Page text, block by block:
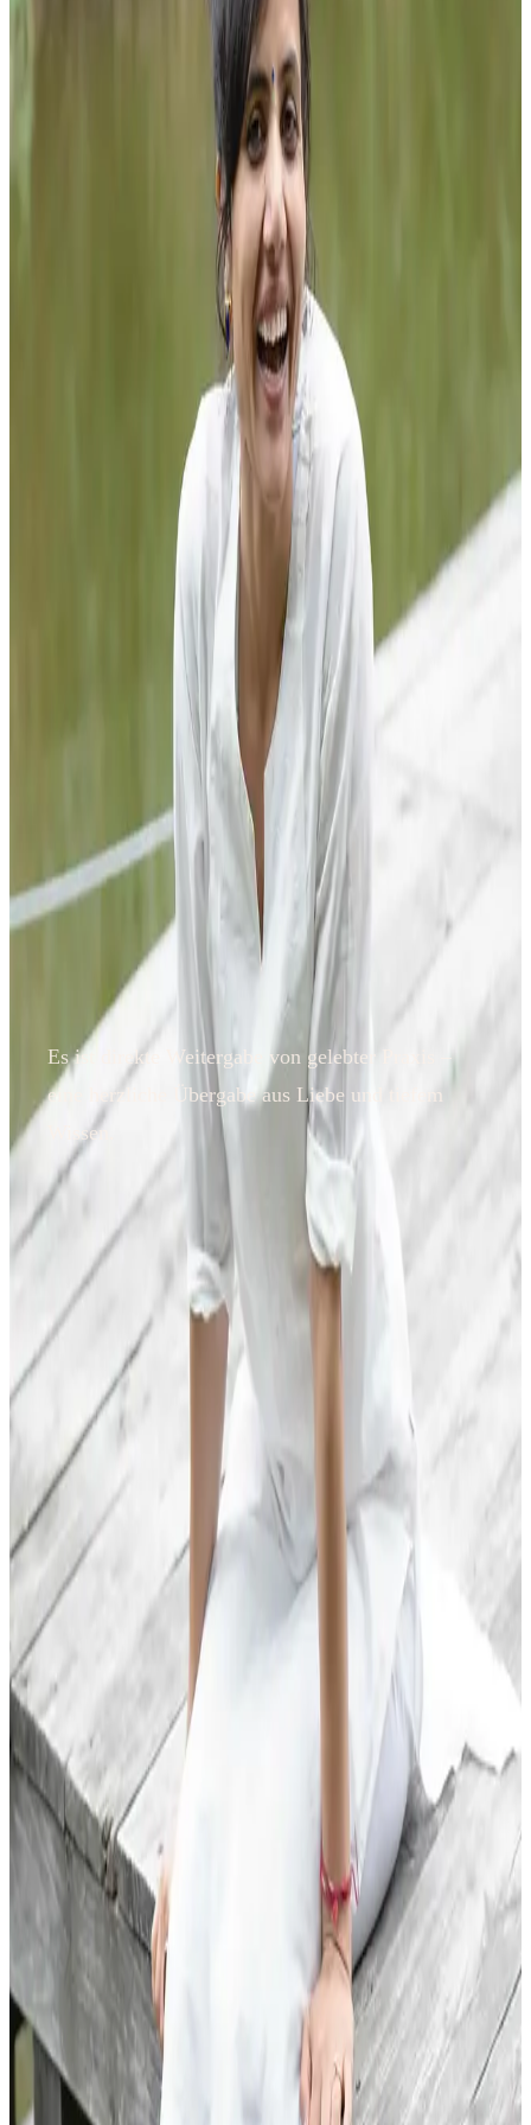
Es ist direkte Weitergabe von gelebter Praxis –
eine herzliche Übergabe aus Liebe und tiefem
Wissen.